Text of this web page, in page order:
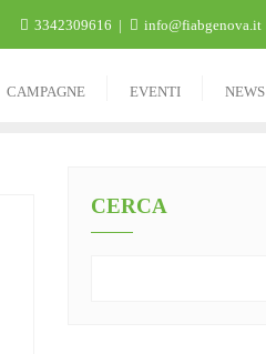
3342309616 info@fiabgenova.it
CAMPAGNE EVENTI NEWS
CERCA